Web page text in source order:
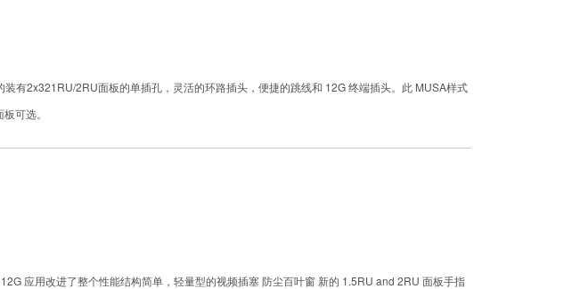
有2x321RU/2RU面板的单插孔，灵活的环路插头，便捷的跳线和 12G 终端插头。此 MUSA样式
可选。
应用改进了整个性能结构简单，轻量型的视频插塞 防尘百叶窗 新的 1.5RU and 2RU 面板手指